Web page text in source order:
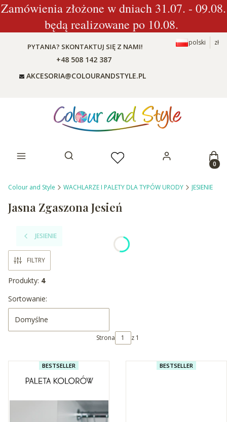
Zamówienia złożone w dniach 31.07. - 09.08.
będą realizowane po 10.08.
PYTANIA? SKONTAKTUJ SIĘ Z NAMI!
+48 508 142 387
AKCESORIA@COLOURANDSTYLE.PL
polski zł
Otwórz wyszukiwarkę
Colour and Style WACHLARZE I PALETY DLA TYPÓW URODY JESIENIE
Jasna Zgaszona Jesień
JESIENIE
FILTRY
Produkty: 4
Lista produktów
Sortowanie:
Domyślne
Strona z 1
BESTSELLER BESTSELLER